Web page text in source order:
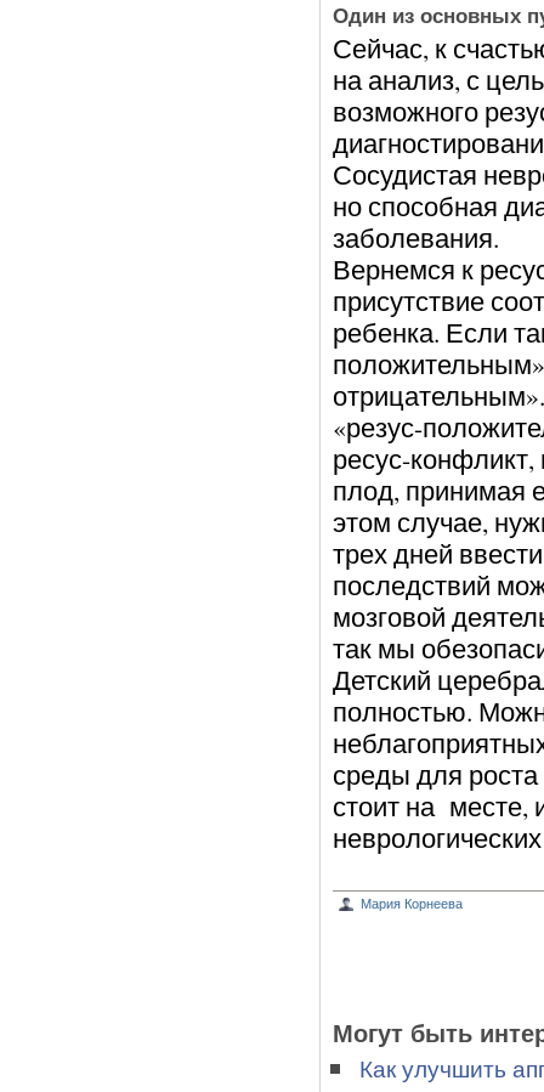
Один из основных
Сейчас, к
на анализ, с
возможного
Сосудистая
но способная
заболевания.
Вернемся к
присутствие
ребенка. Если
«резус-
ресус-конфликт,
плод, принимая
этом случае,
трех дней
последствий
мозговой
так мы
Детский
полностью.
среды для
стоит на месте,
Мария Корнеева
Могут быть
Как улучшить